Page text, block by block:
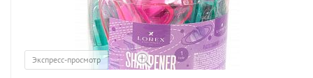
Экспресс-просмотр